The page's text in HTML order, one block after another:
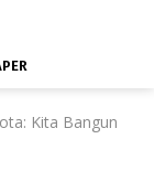
Kita Bangun